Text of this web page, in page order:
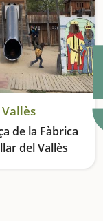
de la Fàbrica
del Vallès
Un parc medieval inspirat en la llegenda del Drac de Sant Llorenç del Munt